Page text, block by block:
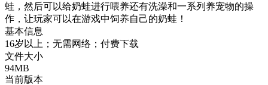
蛙，然后可以给奶蛙进行喂养还有洗澡和一系列养宠物的操
作，让玩家可以在游戏中饲养自己的奶蛙！
基本信息
16岁以上；无需网络；付费下载
文件大小
94MB
当前版本